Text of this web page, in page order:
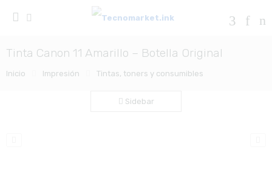
Tinta Canon 11 Amarillo – Botella Original
Inicio Impresión Tintas, toners y consumibles
Sidebar